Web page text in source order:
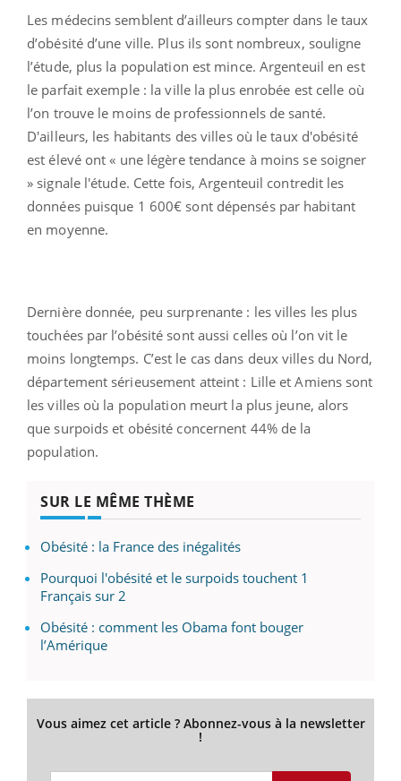
Les médecins semblent d’ailleurs compter dans le taux
d’obésité d’une ville. Plus ils sont nombreux, souligne
l’étude, plus la population est mince. Argenteuil en est
le parfait exemple : la ville la plus enrobée est celle où
l’on trouve le moins de professionnels de santé.
D'ailleurs, les habitants des villes où le taux d'obésité
est élevé ont « une légère tendance à moins se soigner
» signale l'étude. Cette fois, Argenteuil contredit les
données puisque 1 600€ sont dépensés par habitant
en moyenne.
Dernière donnée, peu surprenante : les villes les plus
touchées par l’obésité sont aussi celles où l’on vit le
moins longtemps. C’est le cas dans deux villes du Nord,
département sérieusement atteint : Lille et Amiens sont
les villes où la population meurt la plus jeune, alors
que surpoids et obésité concernent 44% de la
population.
SUR LE MÊME THÈME
Obésité : la France des inégalités
Pourquoi l'obésité et le surpoids touchent 1
Français sur 2
Obésité : comment les Obama font bouger
l’Amérique
Vous aimez cet article ? Abonnez-vous à la newsletter
!